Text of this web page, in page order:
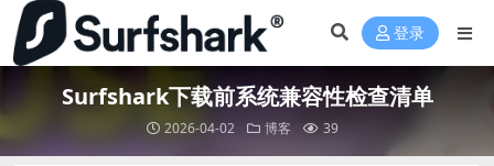
登录
Surfshark下载前系统兼容性检查清单
2026-04-02 博客 39